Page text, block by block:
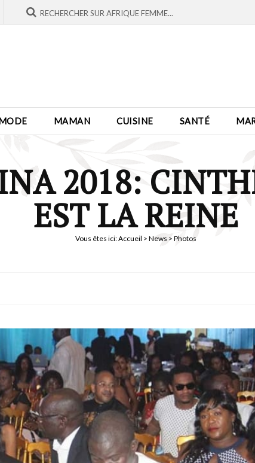
MAMAN CUISINE SANTÉ
2018:
EST LA REINE
Vous êtes ici:Accueil > News > Photos